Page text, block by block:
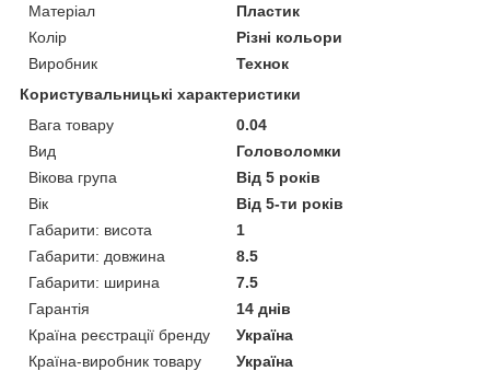
Матеріал
Пластик
Колір
Різні кольори
Виробник
Технок
Користувальницькі характеристики
Вага товару
0.04
Вид
Головоломки
Вікова група
Від 5 років
Вік
Від 5-ти років
Габарити: висота
1
Габарити: довжина
8.5
Габарити: ширина
7.5
Гарантія
14 днів
Країна реєстрації бренду
Україна
Країна-виробник товару
Україна